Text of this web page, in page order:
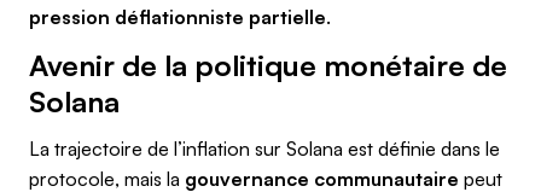
pression déflationniste partielle.
Avenir de la politique monétaire de
Solana
La trajectoire de l’inflation sur Solana est définie dans le
protocole, mais la gouvernance communautaire peut